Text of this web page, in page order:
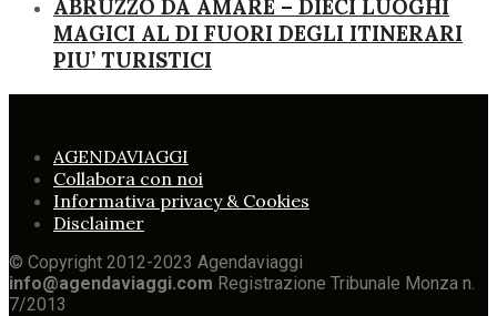
ABRUZZO DA AMARE – DIECI LUOGHI
MAGICI AL DI FUORI DEGLI ITINERARI
PIU’ TURISTICI
AGENDAVIAGGI
Collabora con noi
Informativa privacy & Cookies
Disclaimer
© Copyright 2012-2023 Agendaviaggi
info@agendaviaggi.com Registrazione Tribunale Monza n.
7/2013